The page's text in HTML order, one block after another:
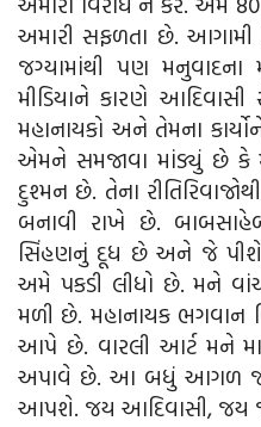
અમારી સફળતા છે. આગામી
જગ્યામાંથી પણ
મીડિયાને કારણે
મહાનાયકો અને તેમના
એમને સમજાવા માંડ્યું છે કે
દુશ્મન છે. તેના
બનાવી રાખે છે.
સિંહણનું દૂધ છે અને જે
અમે પકડી લીધો છે. મને
મળી છે. મહાનાયક ભગવાન
આપે છે. વારલી આર્ટ મને
અપાવે છે. આ બધું આગળ જતા
આપશે. જય આદિવાસી, જય